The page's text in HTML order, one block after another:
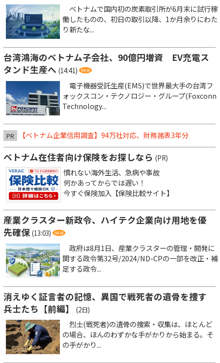
ベトナムで国内初の炭素取引所が6月末に試行稼
働したものの、初日の取引以降、1か月余りにわた
り新たな...
台湾鴻海のベトナム子会社、90億円増資 EV充電ス
タンド生産へ (14:41)
電子機器受託生産(EMS)で世界最大手の台湾フ
ォックスコン・テクノロジー・グループ(Foxconn
Technology...
PR 【ベトナム企業信用調査】94万社対応、財務諸表3年分
ベトナム在住者向け保険をお探しなら (PR)
慣れない海外生活、急病や事故
何かあってからでは遅い！
今すぐ保険加入【保険比較サイト】
産業クラスター新政令、ハイテク企業向け用地を優
先確保 (13:03)
政府は8月1日、産業クラスターの管理・開発に
関する政令第32号/2024/ND-CPの一部を改正・補
足する政令...
消えゆく証言者の記憶、異国で戦死者の遺骨を捜す
兵士たち【前編】
(2日)
烈士(戦死者)の遺骨の捜索・収集は、ほとんど
の場合、ほんのわずかな手がかりから始まる。そ
の手がかり...